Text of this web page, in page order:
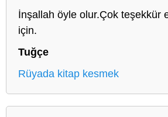
İnşallah öyle olur.Çok teşekkür
için.
Tuğçe
Rüyada kitap kesmek